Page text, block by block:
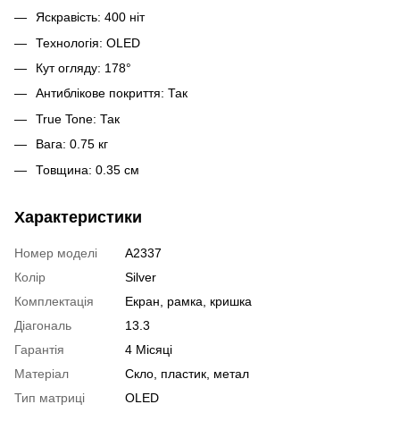
Яскравість: 400 ніт
Технологія: OLED
Кут огляду: 178°
Антиблікове покриття: Так
True Tone: Так
Вага: 0.75 кг
Товщина: 0.35 см
Характеристики
Номер моделі
A2337
Колір
Silver
Комплектація
Екран, рамка, кришка
Діагональ
13.3
Гарантія
4 Місяці
Матеріал
Скло, пластик, метал
Тип матриці
OLED